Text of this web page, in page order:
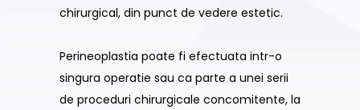
chirurgical, din punct de vedere estetic.
Perineoplastia poate fi efectuata intr-o
singura operatie sau ca parte a unei serii
de proceduri chirurgicale concomitente, la